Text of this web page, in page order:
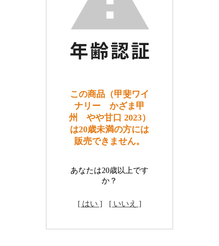
この商品（甲斐ワイ
ナリー かざま甲
州 やや甘口 2023）
は20歳未満の方には
販売できません。
あなたは20歳以上です
か？
[ はい ] [ いいえ ]